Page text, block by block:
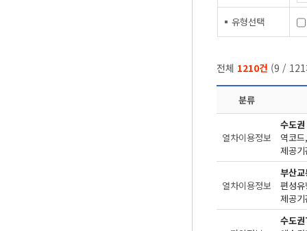
유형선택
전체 1210건 (9 / 121
분류
열차이용정보
수도
제공
열차이용정보
부산
편성
제공
수도